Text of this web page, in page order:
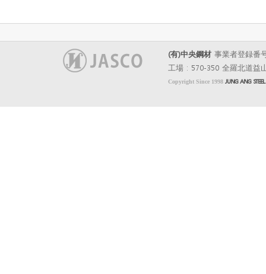
(有)中央鋼材 事業者登録番
工場 : 570-350 全羅北道益
Copyright Since 1998 JUNG ANG STEEL